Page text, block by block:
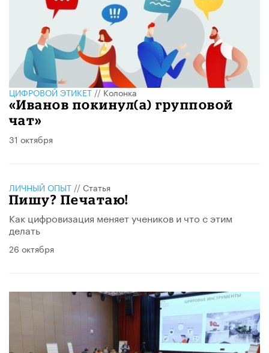
ЦИФРОВОЙ ЭТИКЕТ//Колонка
«Иванов покинул(а) групповой
чат»
31 октября
ЛИЧНЫЙ ОПЫТ // Статья
Пишу? Печатаю!
Как цифровизация меняет учеников и что с этим
делать
26 октября